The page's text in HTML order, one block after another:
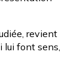
revient
lui font sens,